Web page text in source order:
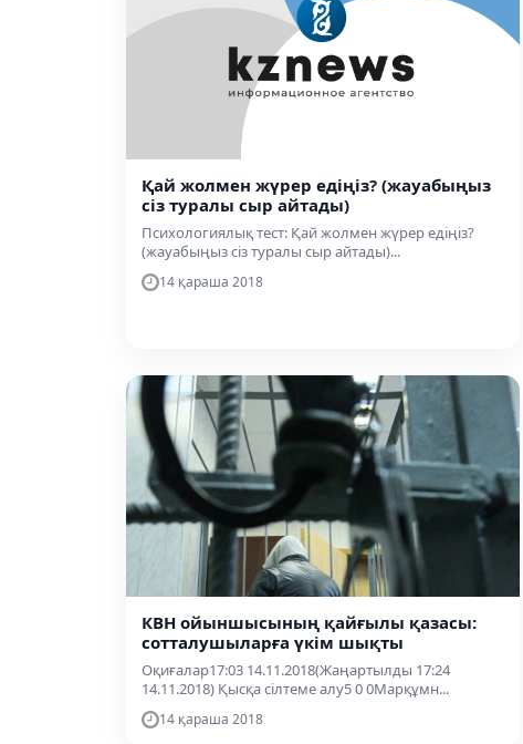
Қай жолмен жүрер едіңіз? (жауабыңыз
сіз туралы сыр айтады)
Психологиялық тест: Қай жолмен жүрер едіңіз?
(жауабыңыз сіз туралы сыр айтады)...
14 қараша 2018
КВН ойыншысының қайғылы қазасы:
сотталушыларға үкім шықты
Оқиғалар17:03 14.11.2018(Жаңартылды 17:24
14.11.2018) Қысқа сілтеме алу5 0 0Марқұмн...
14 қараша 2018